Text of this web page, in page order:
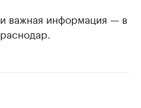
важная информация — в